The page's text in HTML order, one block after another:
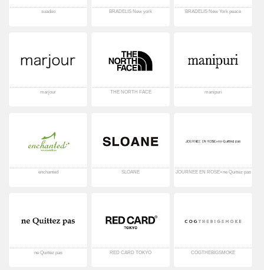
suadeo BRADELIS New york BRADELIS New York peace
marjour THE NORTH FACE manipuri
enchanted SLOANE JOURNEE EN ROSE×ne Quittez pas
ne Quittez pas RED CARD TOKYO COGTHEBIGSMOKE